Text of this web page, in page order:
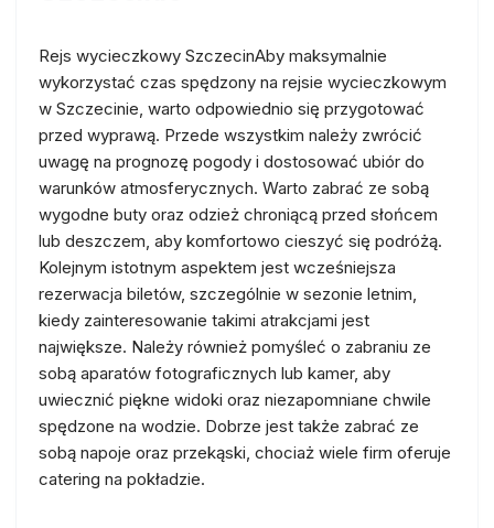
Rejs wycieczkowy SzczecinAby maksymalnie
wykorzystać czas spędzony na rejsie wycieczkowym
w Szczecinie, warto odpowiednio się przygotować
przed wyprawą. Przede wszystkim należy zwrócić
uwagę na prognozę pogody i dostosować ubiór do
warunków atmosferycznych. Warto zabrać ze sobą
wygodne buty oraz odzież chroniącą przed słońcem
lub deszczem, aby komfortowo cieszyć się podróżą.
Kolejnym istotnym aspektem jest wcześniejsza
rezerwacja biletów, szczególnie w sezonie letnim,
kiedy zainteresowanie takimi atrakcjami jest
największe. Należy również pomyśleć o zabraniu ze
sobą aparatów fotograficznych lub kamer, aby
uwiecznić piękne widoki oraz niezapomniane chwile
spędzone na wodzie. Dobrze jest także zabrać ze
sobą napoje oraz przekąski, chociaż wiele firm oferuje
catering na pokładzie.